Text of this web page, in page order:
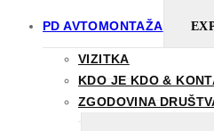
PD AVTOMONTAŽA
VIZITKA
KDO JE KDO &
ZGODOVINA